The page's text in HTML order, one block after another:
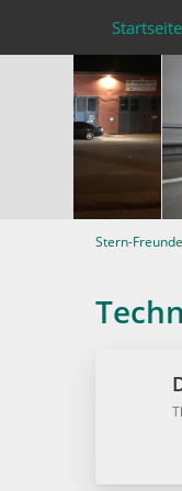
Startseite
Stern-Freunde